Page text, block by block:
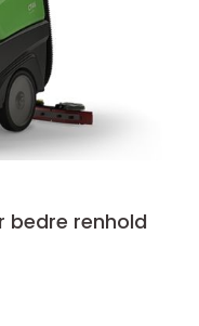
bedre renhold